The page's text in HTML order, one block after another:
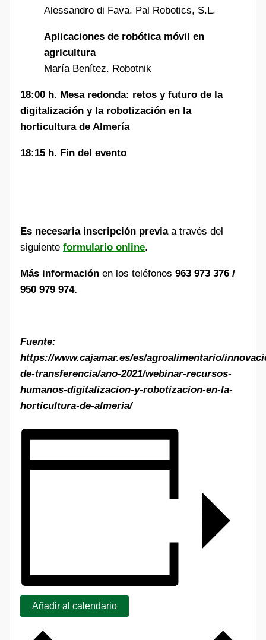
Alessandro di Fava. Pal Robotics, S.L.
Aplicaciones de robótica móvil en
agricultura
María Benítez. Robotnik
18:00 h. Mesa redonda: retos y futuro de la
digitalización y la robotización en la
horticultura de Almería
18:15 h. Fin del evento
Es necesaria inscripción previaa través del
siguienteformulario online.
Más información en los teléfonos963 973 376 /
950 979 974.
Fuente:
https://www.cajamar.es/es/agroalimentario/
de-transferencia/ano-2021/webinar-recursos-
humanos-digitalizacion-y-robotizacion-en-la-
horticultura-de-almeria/
Añadir al calendario